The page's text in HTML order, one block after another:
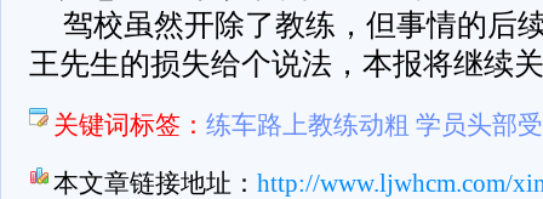
驾校虽然开除了教练，但事情的后
王先生的损失给个说法，本报将继续
关键词标签： 练车路上教练动粗 学员头部
本文章链接地址： http://www.ljwhcm.com/